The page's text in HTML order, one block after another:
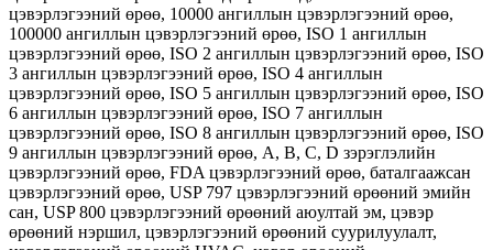
цэвэрлэгээний өрөө, 10000 ангиллын цэвэрлэгээний өрөө,
100000 ангиллын цэвэрлэгээний өрөө, ISO 1 ангиллын
цэвэрлэгээний өрөө, ISO 2 ангиллын цэвэрлэгээний өрөө, ISO
3 ангиллын цэвэрлэгээний өрөө, ISO 4 ангиллын
цэвэрлэгээний өрөө, ISO 5 ангиллын цэвэрлэгээний өрөө, ISO
6 ангиллын цэвэрлэгээний өрөө, ISO 7 ангиллын
цэвэрлэгээний өрөө, ISO 8 ангиллын цэвэрлэгээний өрөө, ISO
9 ангиллын цэвэрлэгээний өрөө, А, В, С, D зэрэглэлийн
цэвэрлэгээний өрөө, FDA цэвэрлэгээний өрөө, баталгаажсан
цэвэрлэгээний өрөө, USP 797 цэвэрлэгээний өрөөний эмийн
сан, USP 800 цэвэрлэгээний өрөөний аюултай эм, цэвэр
өрөөний нэршил, цэвэрлэгээний өрөөний суурилуулалт,